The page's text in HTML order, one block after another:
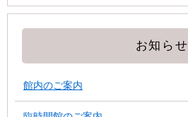
お知らせ
館内のご案内